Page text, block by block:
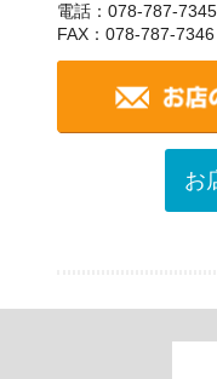
電話：078-787-7345
FAX：078-787-7346
お